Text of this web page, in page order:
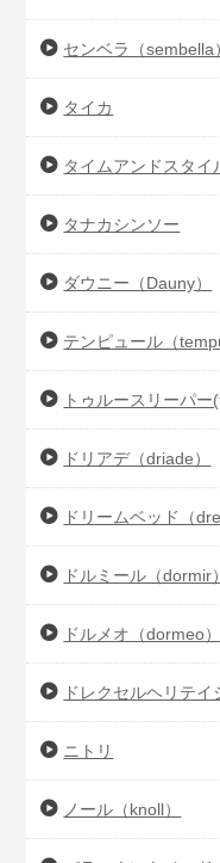
センベラ（sembella
タイカ
タイムアンドスタイ
タナカシンソー
ダウニー（Dauny）
テンピュール（
トゥルースリーパ
ドリアデ（driade）
ドリームベッド（
ドルミール（dormir）
ドルメオ（dormeo）
ドレクセルヘリテイ
ニトリ
ノール（knoll）